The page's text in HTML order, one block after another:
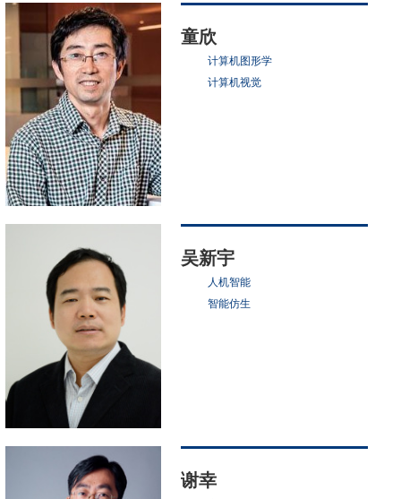
童欣
计算机图形学
计算机视觉
吴新宇
人机智能
智能仿生
谢幸